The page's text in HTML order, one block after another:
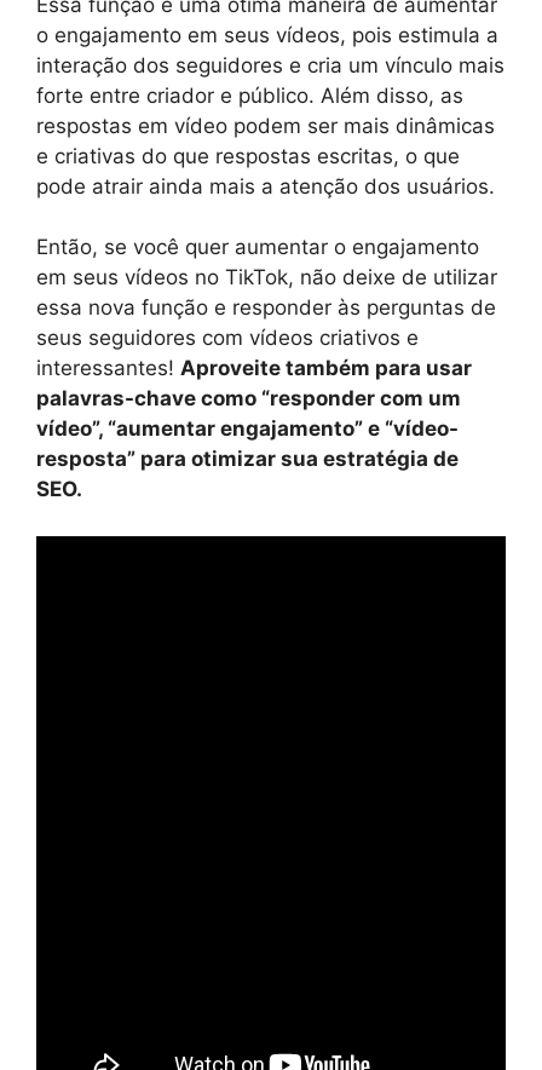
o engajamento em seus vídeos, pois estimula a
interação dos seguidores e cria um vínculo mais
forte entre criador e público. Além disso, as
respostas em vídeo podem ser mais dinâmicas
e criativas do que respostas escritas, o que
pode atrair ainda mais a atenção dos usuários.
Então, se você quer aumentar o engajamento
em seus vídeos no TikTok, não deixe de utilizar
essa nova função e responder às perguntas de
seus seguidores com vídeos criativos e
interessantes! Aproveite também para usar
palavras-chave como “responder com um
vídeo”, “aumentar engajamento” e “vídeo-
resposta” para otimizar sua estratégia de
SEO.